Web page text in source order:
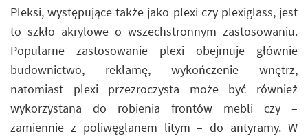
Pleksi, występujące także jako plexi czy plexiglass, jest
to szkło akrylowe o wszechstronnym zastosowaniu.
Popularne zastosowanie plexi obejmuje głównie
budownictwo, reklamę, wykończenie wnętrz,
natomiast plexi przezroczysta może być również
wykorzystana do robienia frontów mebli czy –
zamiennie z poliwęglanem litym – do antyramy. W